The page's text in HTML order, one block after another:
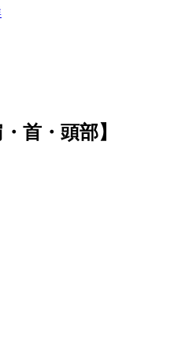
首・頭部】